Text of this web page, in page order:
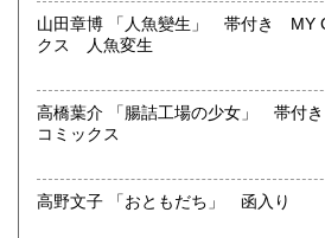
書籍の買取について
メール web@bookdash.net または
わせください。
お電話 03-3219-5991でも受け付けて
お取引内容は、ご依頼されたあとの返
しく説明した文章をお付けしておりま
山田章博 「人魚變生」 帯付き MY
クス 人魚変生
高橋葉介 「腸詰工場の少女」 帯付
コミックス
高野文子 「おともだち」 函入り